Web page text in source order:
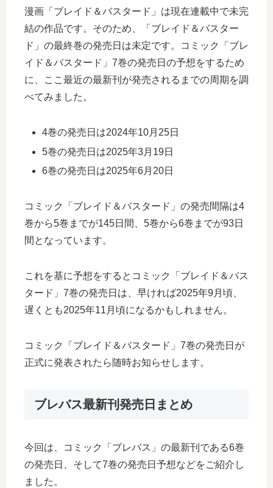
漫画「ブレイド＆バスタード」は現在連載中で未完
結の作品です。そのため、「ブレイド＆バスター
ド」の最終巻の発売日は未定です。コミック「ブレ
イド＆バスタード」7巻の発売日の予想をするため
に、ここ最近の最新刊が発売されるまでの周期を調
べてみました。
4巻の発売日は2024年10月25日
5巻の発売日は2025年3月19日
6巻の発売日は2025年6月20日
コミック「ブレイド＆バスタード」の発売間隔は4
巻から5巻までが145日間、5巻から6巻までが93日
間となっています。
これを基に予想をするとコミック「ブレイド＆バス
タード」7巻の発売日は、早ければ2025年9月頃、
遅くとも2025年11月頃になるかもしれません。
コミック「ブレイド＆バスタード」7巻の発売日が
正式に発表されたら随時お知らせします。
ブレバス最新刊発売日まとめ
今回は、コミック「ブレバス」の最新刊である6巻
の発売日、そして7巻の発売日予想などをご紹介し
ました。